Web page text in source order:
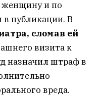
женщину и по
публикации. В
сломав ей
визита к
назначил штраф в
вреда.